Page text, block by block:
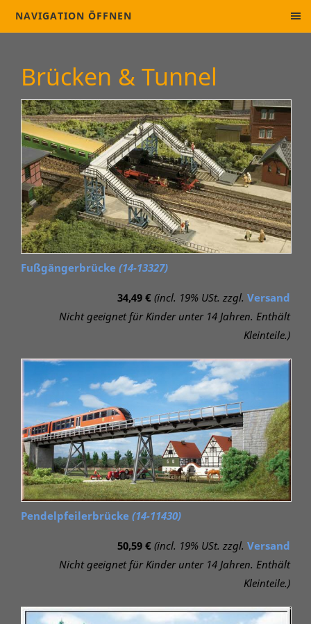
NAVIGATION ÖFFNEN
Brücken & Tunnel
Fußgängerbrücke (14-13327)
34,49 € (incl. 19% USt. zzgl. Versand
Nicht geeignet für Kinder unter 14 Jahren. Enthält
Kleinteile.)
Pendelpfeilerbrücke (14-11430)
50,59 € (incl. 19% USt. zzgl. Versand
Nicht geeignet für Kinder unter 14 Jahren. Enthält
Kleinteile.)